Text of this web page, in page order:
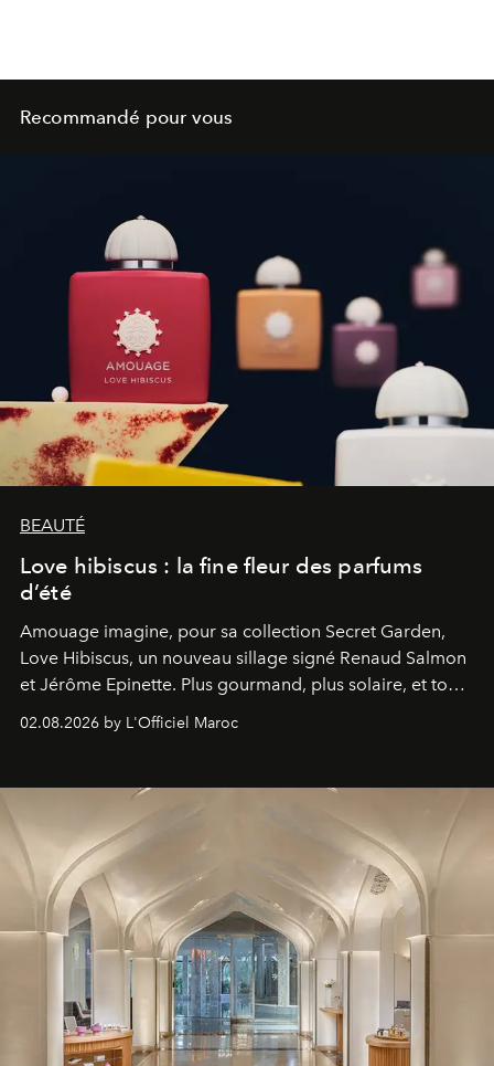
Recommandé pour vous
BEAUTÉ
Love hibiscus : la fine fleur des parfums
d’été
Amouage imagine, pour sa collection Secret Garden,
Love Hibiscus, un nouveau sillage signé Renaud Salmon
et Jérôme Epinette. Plus gourmand, plus solaire, et tout
à fait irrésistible.
02.08.2026 by L'Officiel Maroc